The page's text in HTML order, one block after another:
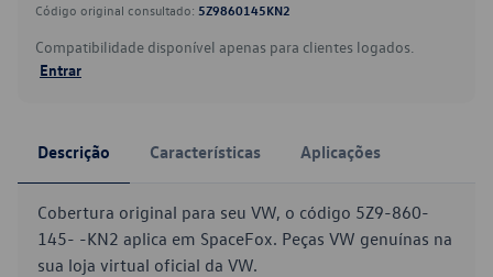
Código original consultado: 5Z9860145KN2
Compatibilidade disponível apenas para clientes logados.
Entrar
Descrição Características Aplicações
Cobertura original para seu VW, o código 5Z9-860-
145- -KN2 aplica em SpaceFox. Peças VW genuínas na
sua loja virtual oficial da VW.